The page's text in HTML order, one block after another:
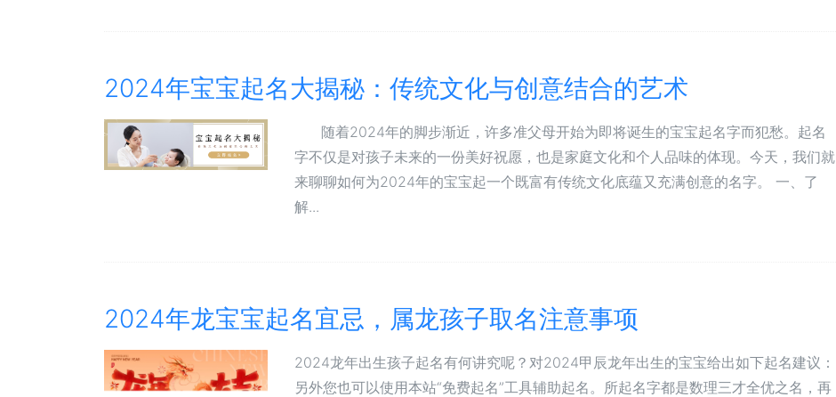
2024年宝宝起名大揭秘：传统文化与创意结合的艺术
随着2024年的脚步渐近，许多准父母开始为即将诞生的宝宝起名字而犯愁。起名
字不仅是对孩子未来的一份美好祝愿，也是家庭文化和个人品味的体现。今天，我们就
来聊聊如何为2024年的宝宝起一个既富有传统文化底蕴又充满创意的名字。 一、了
解...
2024年龙宝宝起名宜忌，属龙孩子取名注意事项
2024龙年出生孩子起名有何讲究呢？对2024甲辰龙年出生的宝宝给出如下起名建议：
另外您也可以使用本站“免费起名”工具辅助起名。所起名字都是数理三才全优之名，再